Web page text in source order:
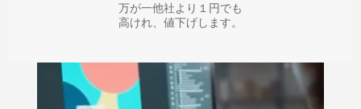
万が一他社より１円でも
高けれ、値下げします。